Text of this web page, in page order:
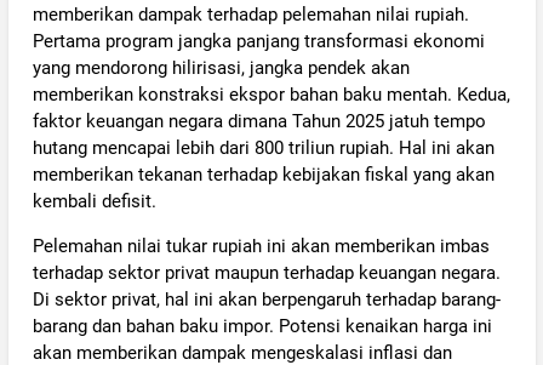
memberikan dampak terhadap pelemahan nilai rupiah.
Pertama program jangka panjang transformasi ekonomi
yang mendorong hilirisasi, jangka pendek akan
memberikan konstraksi ekspor bahan baku mentah. Kedua,
faktor keuangan negara dimana Tahun 2025 jatuh tempo
hutang mencapai lebih dari 800 triliun rupiah. Hal ini akan
memberikan tekanan terhadap kebijakan fiskal yang akan
kembali defisit.
Pelemahan nilai tukar rupiah ini akan memberikan imbas
terhadap sektor privat maupun terhadap keuangan negara.
Di sektor privat, hal ini akan berpengaruh terhadap barang-
barang dan bahan baku impor. Potensi kenaikan harga ini
akan memberikan dampak mengeskalasi inflasi dan